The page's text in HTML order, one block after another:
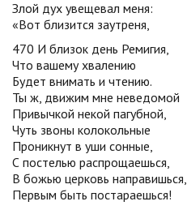
Злой дух увещевал меня:
«Вот близится заутреня,
470 И близок день Ремигия,
Что вашему хвалению
Будет внимать и чтению.
Ты ж, движим мне неведомой
Привычкой некой пагубной,
Чуть звоны колокольные
Проникнут в уши сонные,
С постелью распрощаешься,
В божью церковь направишься,
Первым быть постараешься!